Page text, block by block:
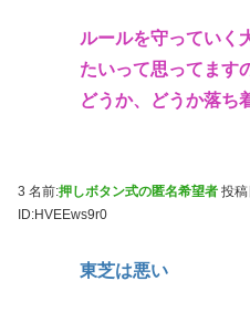
ルールを守っていく
たいって思ってます
どうか、どうか落ち
3 名前:押しボタン式の匿名希望者 投
ID:HVEEws9r0
東芝は悪い